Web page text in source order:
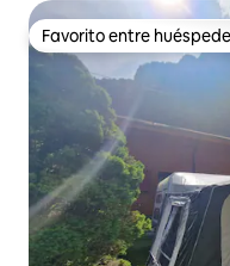
Favorito entre
Favorito entre